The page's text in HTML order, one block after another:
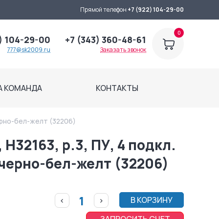
Прямой телефон +7 (922) 104-29-00
104-29-00
777@sk2009.ru
+7 (343) 360-48-61
Заказать звонок
0
КОМАНДА КОНТАКТЫ
бел-желт (32206)
H32163, р.3, ПУ, 4 подкл.
бел-желт (32206)
< > В КОРЗИНУ